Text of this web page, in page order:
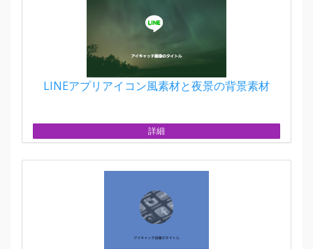
LINEアプリアイコン風素材と夜景の背景素材
詳細